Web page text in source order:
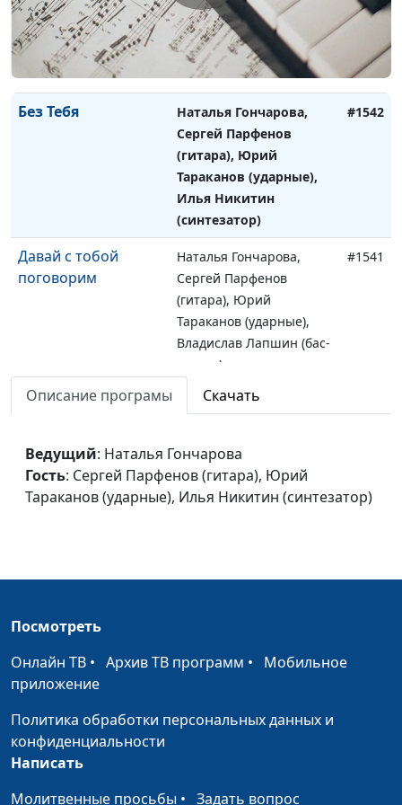
(гитара), Юрий
Тараканов (ударные),
Илья Никитин
(синтезатор)
Без Тебя
Наталья Гончарова,
Сергей Парфенов
(гитара), Юрий
Тараканов (ударные),
Илья Никитин
(синтезатор)
#1542
Давай с тобой
поговорим
Наталья Гончарова,
Сергей Парфенов
(гитара), Юрий
Тараканов (ударные),
Владислав Лапшин (бас-
гитара)
#1541
В мире людей
Наталья Гончарова,
Тараканов (ударные),
Владислав Лапшин (бас-
Сергей Парфенов
Мелодия души
(гитара), Юрий
Описание програмы Скачать
Ведущий: Наталья Гончарова
Гость: Сергей Парфенов (гитара), Юрий
Тараканов (ударные), Илья Никитин (синтезатор)
Посмотреть
Онлайн ТВ • Архив ТВ программ • Мобильное
приложение
Политика обработки персональных данных и
конфиденциальности
Написать
Молитвенные просьбы • Задать вопрос